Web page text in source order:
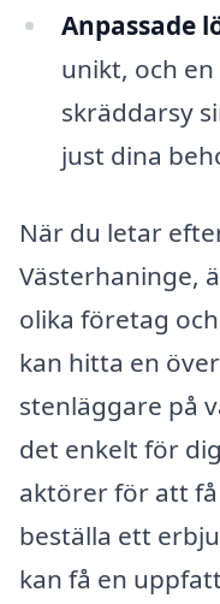
Anpassade
unikt, och
skräddarsy
just dina
När du letar
Västerhaninge,
olika företag
kan hitta en
stenläggare på
det enkelt för
aktörer för att
beställa ett
kan få en